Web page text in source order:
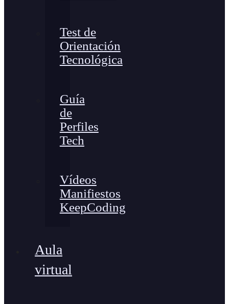
Test de
Orientación
Tecnológica
Guía
de
Perfiles
Tech
Vídeos
Manifiestos
KeepCoding
Aula
virtual